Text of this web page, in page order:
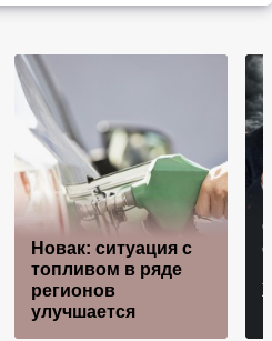
Новак: ситуация с
топливом в ряде
регионов
улучшается